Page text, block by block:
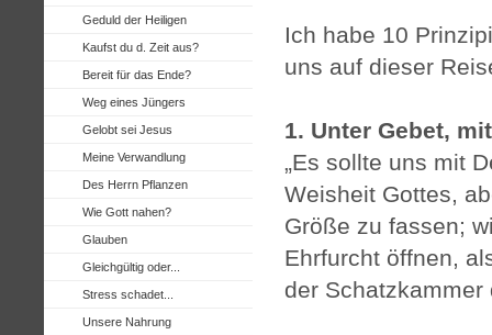
Geduld der Heiligen
Kaufst du d. Zeit aus?
Bereit für das Ende?
Weg eines Jüngers
Gelobt sei Jesus
Meine Verwandlung
Des Herrn Pflanzen
Wie Gott nahen?
Glauben
Gleichgültig oder...
Stress schadet...
Unsere Nahrung
Ich habe 10
uns auf dieser
1. Unter Gebet,
„Es sollte uns mit
Weisheit Gottes,
Größe zu fassen;
Ehrfurcht öffnen,
der